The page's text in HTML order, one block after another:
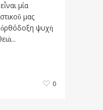
μία
μας
ὀρθόδοξη ψυχὴ
0